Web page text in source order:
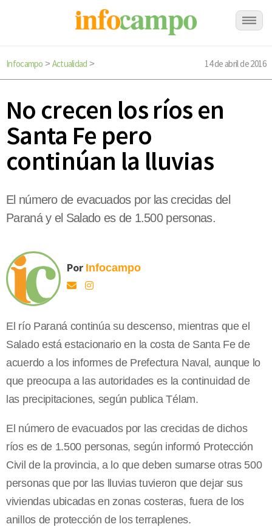
Infocampo > Actualidad > 14 de abril de 2016
No crecen los ríos en
Santa Fe pero
continúan la lluvias
El número de evacuados por las crecidas del
Paraná y el Salado es de 1.500 personas.
Por Infocampo
El río Paraná continúa su descenso, mientras que el
Salado está estacionario en la costa de Santa Fe de
acuerdo a los informes de Prefectura Naval, aunque lo
que preocupa a las autoridades es la continuidad de
las precipitaciones, según publica Télam.
El número de evacuados por las crecidas de dichos
ríos es de 1.500 personas, según informó Protección
Civil de la provincia, a lo que deben sumarse otras 500
personas que por las lluvias tuvieron que dejar sus
viviendas ubicadas en zonas costeras, fuera de los
anillos de protección de los terraplenes.